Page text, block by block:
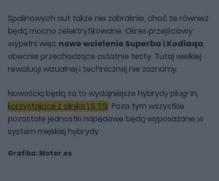
Spalinowych aut także nie zabraknie, choć te również
będą mocno zelektryfikowane. Okres przejściowy
wypełni więc nowe wcielenie Superba i Kodiaqa,
obecnie przechodzące ostatnie testy. Tutaj wielkiej
rewolucji wizualnej i technicznej nie zaznamy.
Nowością będą za to wydajniejsze hybrydy plug-in,
korzystające z silnika 1.5 TSI. Poza tym wszystkie
pozostałe jednostki napędowe będą wyposażone w
system miękkiej hybrydy.
Grafika: Motor.es